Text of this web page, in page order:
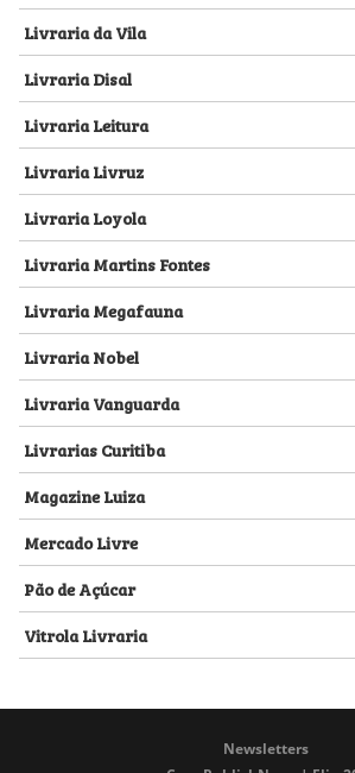
Livraria da Vila
Livraria Disal
Livraria Leitura
Livraria Livruz
Livraria Loyola
Livraria Martins Fontes
Livraria Megafauna
Livraria Nobel
Livraria Vanguarda
Livrarias Curitiba
Magazine Luiza
Mercado Livre
Pão de Açúcar
Vitrola Livraria
Newsletters